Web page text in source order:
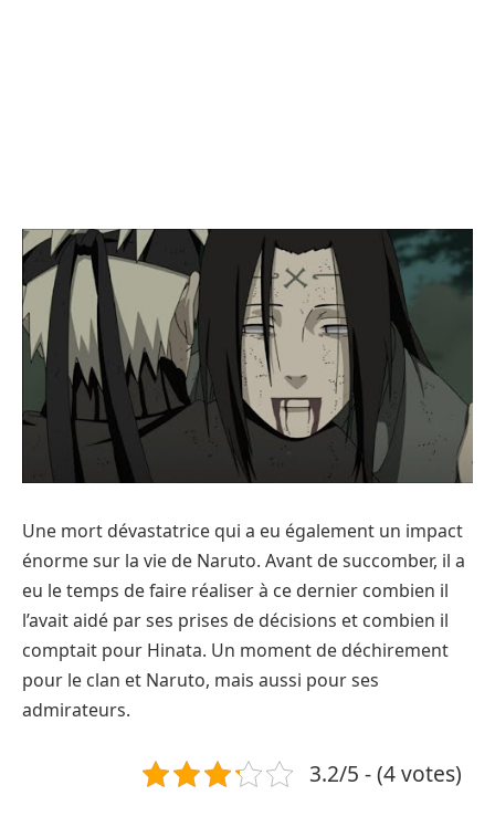
Une mort dévastatrice qui a eu également un impact
énorme sur la vie de Naruto. Avant de succomber, il a
eu le temps de faire réaliser à ce dernier combien il
l’avait aidé par ses prises de décisions et combien il
comptait pour Hinata. Un moment de déchirement
pour le clan et Naruto, mais aussi pour ses
admirateurs.
3.2/5 - (4 votes)